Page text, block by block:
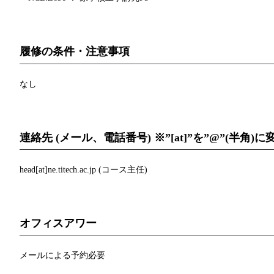
履修の条件・注意事項
なし
連絡先 (メール、電話番号) ※”[at]”を”@”(半角)に
head[at]ne.titech.ac.jp (コース主任)
オフィスアワー
メールによる予約必要